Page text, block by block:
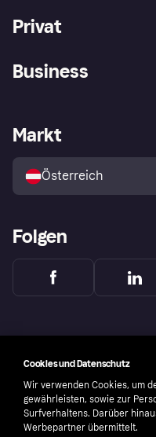
Privat
Shops entdecken
Business
Händlerportal
Markt
Österreich
Folgen
Cookies und Datenschutz
Wir verwenden Cookies, um
gewährleisten, sowie zur
Surfverhaltens. Darüber
Werbepartner übermittelt.